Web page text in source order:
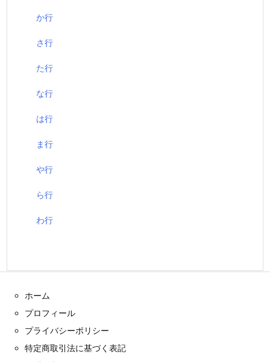
か行
さ行
た行
な行
は行
ま行
や行
ら行
わ行
ホーム
プロフィール
プライバシーポリシー
特定商取引法に基づく表記